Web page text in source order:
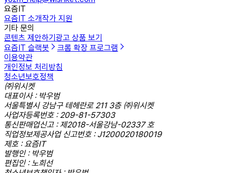
요즘IT
요즘IT 소개작가 지원
기타 문의
콘텐츠 제안하기 광고 상품 보기
요즘IT 슬랙봇
크롬 확장 프로그램
이용약관
개인정보 처리방침
청소년보호정책
㈜위시켓
대표이사 : 박우범
서울특별시 강남구 테헤란로 211 3층 ㈜위시켓
사업자등록번호 : 209-81-57303
통신판매업신고 : 제2018-서울강남-02337 호
직업정보제공사업 신고번호 : J1200020180019
제호 : 요즘IT
발행인 : 박우범
편집인 : 노희선